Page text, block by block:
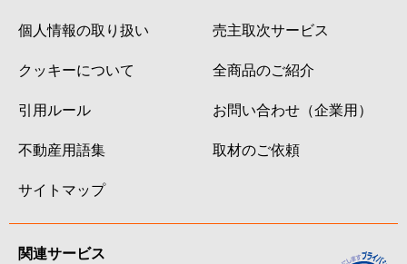
個人情報の取り扱い
クッキーについて
引用ルール
不動産用語集
サイトマップ
売主取次サービス
全商品のご紹介
お問い合わせ（企業用）
取材のご依頼
関連サービス